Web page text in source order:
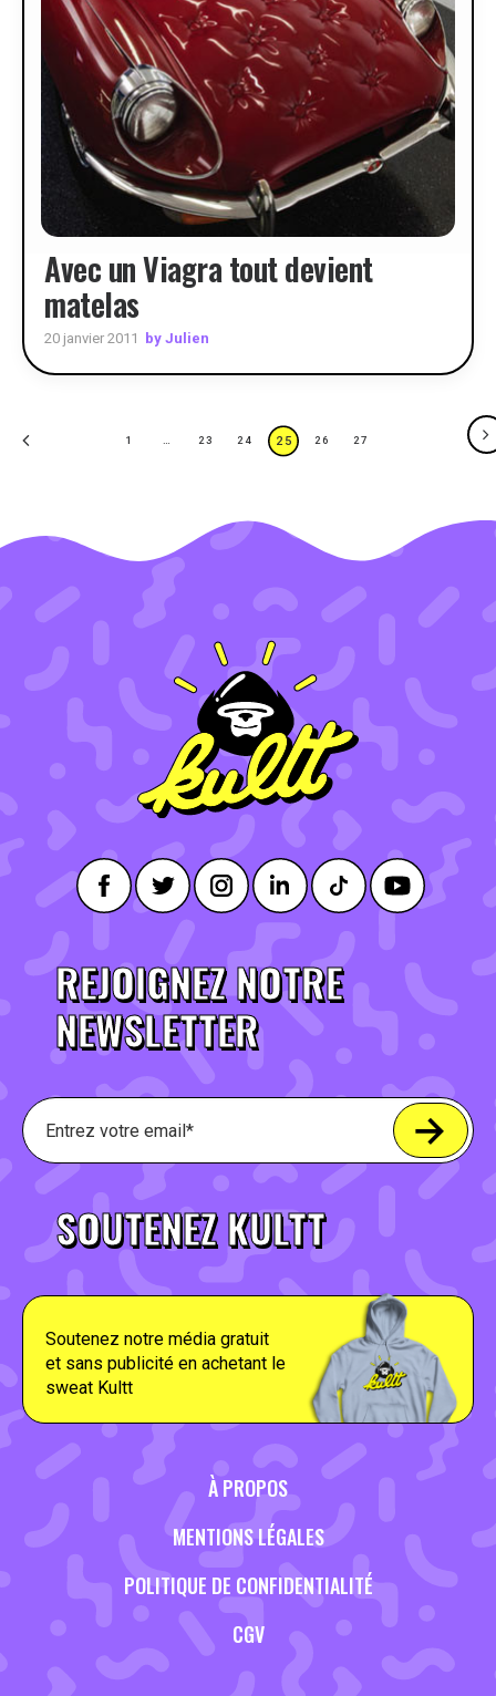
Avec un Viagra tout devient
matelas
20 janvier 2011 by Julien
1 23 24 25 26 27
REJOIGNEZ NOTRE
NEWSLETTER
SOUTENEZ KULTT
Soutenez notre média gratuit
et sans publicité en achetant le
sweat Kultt
À PROPOS
MENTIONS LÉGALES
POLITIQUE DE CONFIDENTIALITÉ
CGV